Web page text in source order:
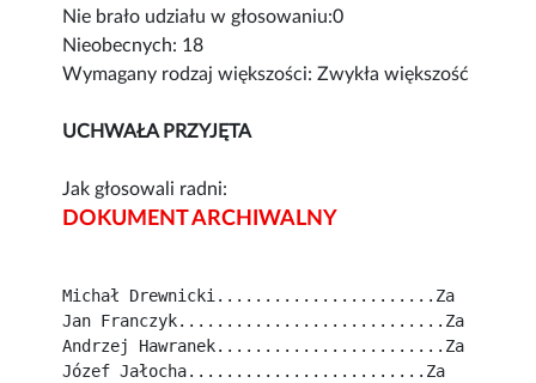
Nie brało udziału w głosowaniu:0
Nieobecnych: 18
Wymagany rodzaj większości: Zwykła większość
UCHWAŁA PRZYJĘTA
Jak głosowali radni:
DOKUMENT ARCHIWALNY
Michał Drewnicki.......................Za
Jan Franczyk............................Za
Andrzej Hawranek........................Za
Józef Jałocha.........................Za